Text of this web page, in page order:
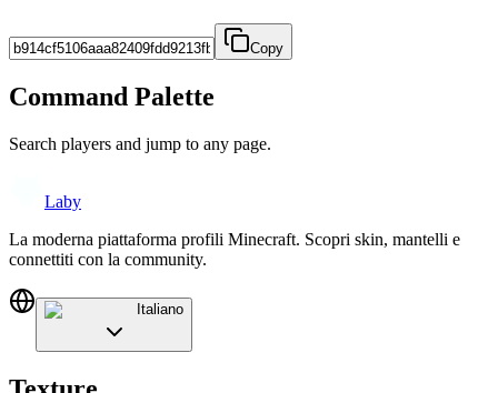
Copy
Command Palette
Search players and jump to any page.
Laby
La moderna piattaforma profili Minecraft. Scopri skin, mantelli e
connettiti con la community.
Italiano